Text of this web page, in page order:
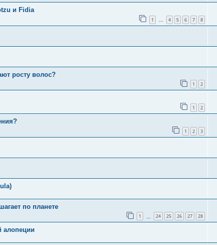
и Fidia
1 … 4 5 6 7 8
росту волос?
1 2
1 2
1 2 3
по планете
1 24 25 26 27 28
алопеции